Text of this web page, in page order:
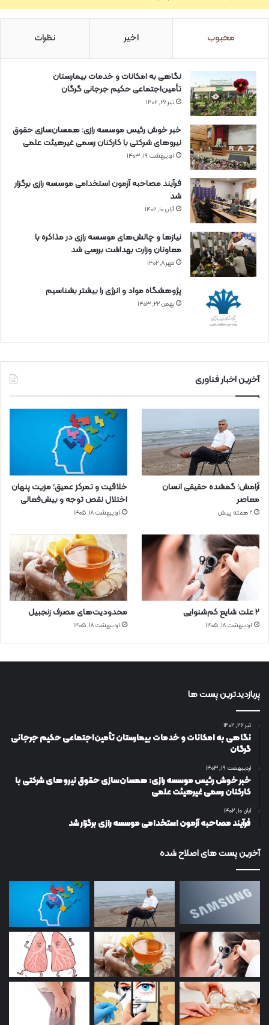
محبوب اخیر نظرات
نگاهی به امکانات و خدمات بیمارستان
تأمین‌اجتماعی حکیم جرجانی گرگان
تیر ۲۶, ۱۴۰۲
خبر خوش رئیس موسسه رازی: همسان‌سازی حقوق
نیروهای شرکتی با کارکنان رسمی غیرهیئت علمی
اردیبهشت ۱۹, ۱۴۰۳
فرآیند مصاحبه آزمون استخدامی موسسه رازی برگزار
شد
آبان ۱۰, ۱۴۰۲
نیازها و چالش‌های موسسه رازی در مذاکره با
معاونان وزارت بهداشت بررسی شد
مهر ۸, ۱۴۰۲
پژوهشگاه مواد و انرژی را بیشتر بشناسیم
بهمن ۲۲, ۱۴۰۳
آخرین اخبار فناوری
آرامش؛ گمشده حقیقی انسان
معاصر
2 هفته پیش
خلاقیت و تمرکز عمیق؛ مزیت پنهان
اختلال نقص توجه و بیش‌فعالی
اردیبهشت ۱۸, ۱۴۰۵
۲ علت شایع‌ کم‌شنوایی
اردیبهشت ۱۸, ۱۴۰۵
محدودیت‌های مصرف زنجبیل
اردیبهشت ۱۸, ۱۴۰۵
پربازدیدترین پست ها
تیر ۲۶, ۱۴۰۲
نگاهی به امکانات و خدمات بیمارستان تأمین‌اجتماعی حکیم جرجانی
گرگان
اردیبهشت ۱۹, ۱۴۰۳
خبر خوش رئیس موسسه رازی: همسان‌سازی حقوق نیروهای شرکتی با
کارکنان رسمی غیرهیئت علمی
آبان ۱۰, ۱۴۰۲
فرآیند مصاحبه آزمون استخدامی موسسه رازی برگزار شد
آخرین پست های اصلاح شده